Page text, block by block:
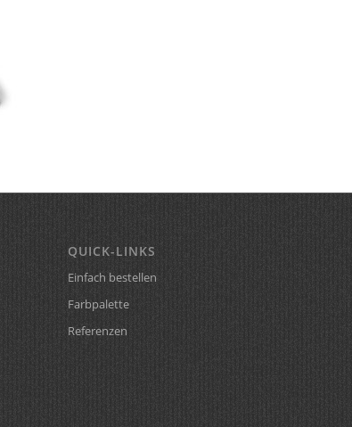
QUICK-LINKS
Einfach bestellen
Farbpalette
Referenzen